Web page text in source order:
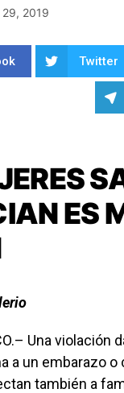
2019
Twitter
ES
Una
a un embarazo
también a